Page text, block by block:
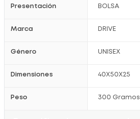
Presentación BOLSA
Marca DRIVE
Género UNISEX
Dimensiones 40X50X25
Peso 300 Gramos